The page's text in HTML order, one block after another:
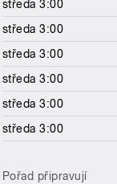
středa 3:00
středa 3:00
středa 3:00
středa 3:00
středa 3:00
středa 3:00
Pořad připravují